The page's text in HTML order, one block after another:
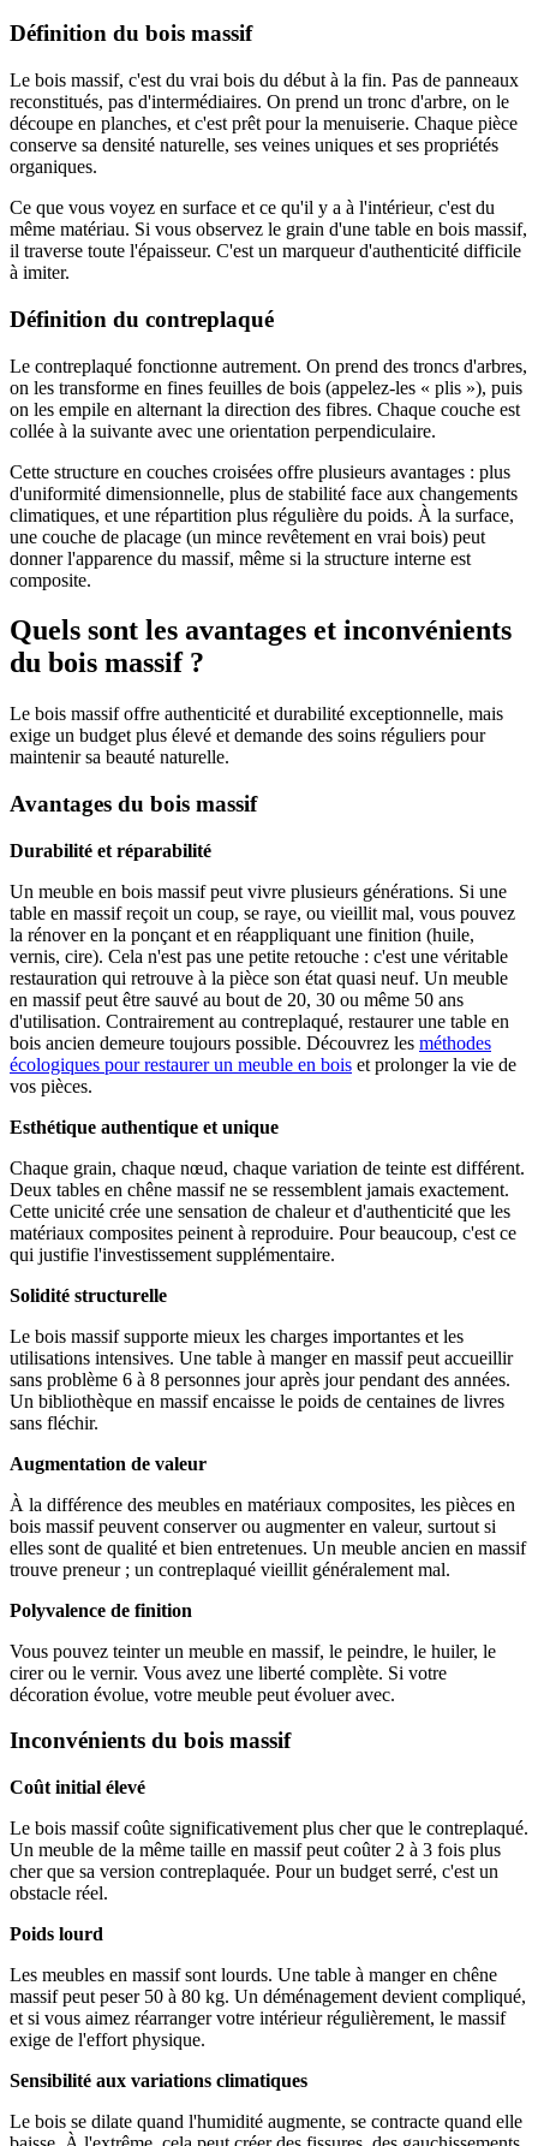
Définition du bois massif
Le bois massif, c'est du vrai bois du début à la fin. Pas de panneaux
reconstitués, pas d'intermédiaires. On prend un tronc d'arbre, on le
découpe en planches, et c'est prêt pour la menuiserie. Chaque pièce
conserve sa densité naturelle, ses veines uniques et ses propriétés
organiques.
Ce que vous voyez en surface et ce qu'il y a à l'intérieur, c'est du
même matériau. Si vous observez le grain d'une table en bois massif,
il traverse toute l'épaisseur. C'est un marqueur d'authenticité difficile
à imiter.
Définition du contreplaqué
Le contreplaqué fonctionne autrement. On prend des troncs d'arbres,
on les transforme en fines feuilles de bois (appelez-les « plis »), puis
on les empile en alternant la direction des fibres. Chaque couche est
collée à la suivante avec une orientation perpendiculaire.
Cette structure en couches croisées offre plusieurs avantages : plus
d'uniformité dimensionnelle, plus de stabilité face aux changements
climatiques, et une répartition plus régulière du poids. À la surface,
une couche de placage (un mince revêtement en vrai bois) peut
donner l'apparence du massif, même si la structure interne est
composite.
Quels sont les avantages et inconvénients
du bois massif ?
Le bois massif offre authenticité et durabilité exceptionnelle, mais
exige un budget plus élevé et demande des soins réguliers pour
maintenir sa beauté naturelle.
Avantages du bois massif
Durabilité et réparabilité
Un meuble en bois massif peut vivre plusieurs générations. Si une
table en massif reçoit un coup, se raye, ou vieillit mal, vous pouvez
la rénover en la ponçant et en réappliquant une finition (huile,
vernis, cire). Cela n'est pas une petite retouche : c'est une véritable
restauration qui retrouve à la pièce son état quasi neuf. Un meuble
en massif peut être sauvé au bout de 20, 30 ou même 50 ans
d'utilisation. Contrairement au contreplaqué, restaurer une table en
bois ancien demeure toujours possible. Découvrez les méthodes
écologiques pour restaurer un meuble en bois et prolonger la vie de
vos pièces.
Esthétique authentique et unique
Chaque grain, chaque nœud, chaque variation de teinte est différent.
Deux tables en chêne massif ne se ressemblent jamais exactement.
Cette unicité crée une sensation de chaleur et d'authenticité que les
matériaux composites peinent à reproduire. Pour beaucoup, c'est ce
qui justifie l'investissement supplémentaire.
Solidité structurelle
Le bois massif supporte mieux les charges importantes et les
utilisations intensives. Une table à manger en massif peut accueillir
sans problème 6 à 8 personnes jour après jour pendant des années.
Un bibliothèque en massif encaisse le poids de centaines de livres
sans fléchir.
Augmentation de valeur
À la différence des meubles en matériaux composites, les pièces en
bois massif peuvent conserver ou augmenter en valeur, surtout si
elles sont de qualité et bien entretenues. Un meuble ancien en massif
trouve preneur ; un contreplaqué vieillit généralement mal.
Polyvalence de finition
Vous pouvez teinter un meuble en massif, le peindre, le huiler, le
cirer ou le vernir. Vous avez une liberté complète. Si votre
décoration évolue, votre meuble peut évoluer avec.
Inconvénients du bois massif
Coût initial élevé
Le bois massif coûte significativement plus cher que le contreplaqué.
Un meuble de la même taille en massif peut coûter 2 à 3 fois plus
cher que sa version contreplaquée. Pour un budget serré, c'est un
obstacle réel.
Poids lourd
Les meubles en massif sont lourds. Une table à manger en chêne
massif peut peser 50 à 80 kg. Un déménagement devient compliqué,
et si vous aimez réarranger votre intérieur régulièrement, le massif
exige de l'effort physique.
Sensibilité aux variations climatiques
Le bois se dilate quand l'humidité augmente, se contracte quand elle